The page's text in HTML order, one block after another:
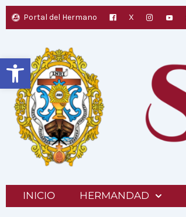
Abrir barra de herramientas
Portal del Hermano X
INICIO HERMANDAD